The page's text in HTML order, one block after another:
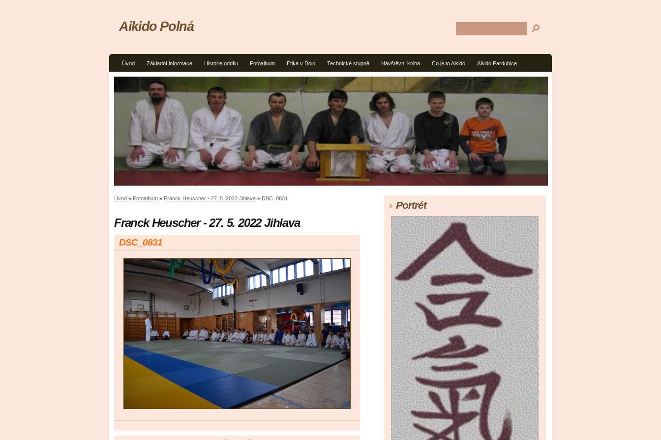
Úvod Základní informace Historie oddílu Fotoalbum Etika v Dojo Technické stupně Návštěvní kniha Co je to Aikido Aikido Pardubice
Aikido Polná
Úvod » Fotoalbum » Franck Heuscher - 27. 5. 2022 Jihlava » DSC_0831
Franck Heuscher - 27. 5. 2022 Jihlava
DSC_0831
Portrét